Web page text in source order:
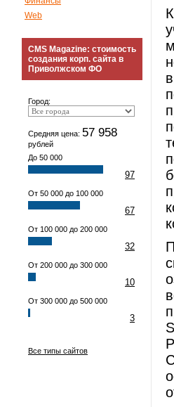
Web
CMS Magazine: стоимость
создания корп. сайта в
Приволжском ФО
Город:
Средняя цена: 57 958
рублей
До 50 000
97
От 50 000 до 100 000
67
От 100 000 до 200 000
32
От 200 000 до 300 000
10
От 300 000 до 500 000
3
Все типы сайтов